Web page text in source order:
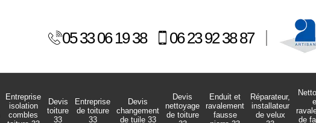
05 33 06 19 38 06 23 92 38 87
Entreprise
isolation
combles
Devis
toiture
33
Entreprise
de toiture
33
Devis
changement
de tuile 33
Devis
nettoyage
de toiture
Enduit et
ravalement
fausse
Réparateur,
installateur
de velux
de